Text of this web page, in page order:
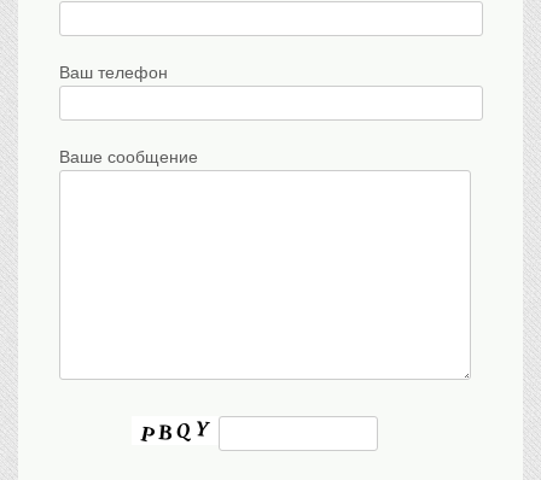
Ваш телефон
Ваше сообщение